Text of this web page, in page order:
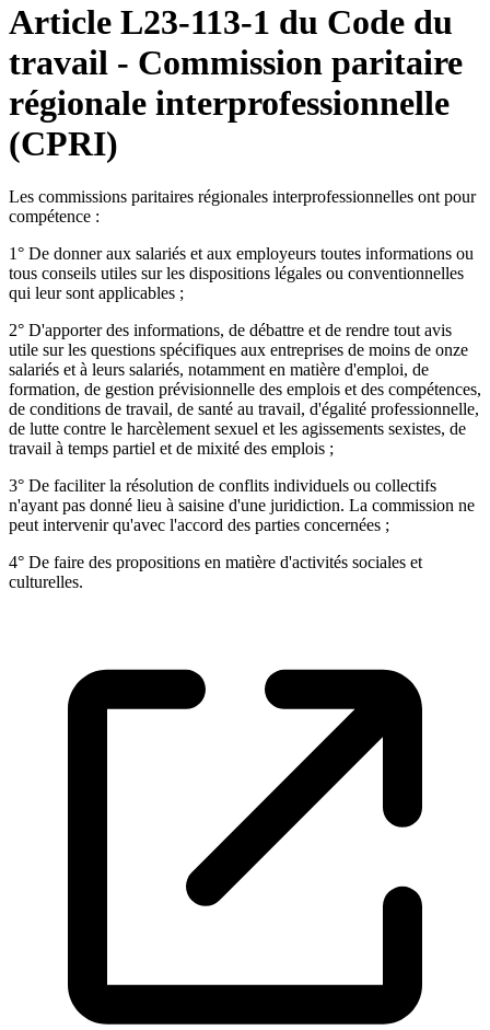
Article L23-113-1 du Code du
travail - Commission paritaire
régionale interprofessionnelle
(CPRI)
Les commissions paritaires régionales interprofessionnelles ont pour
compétence :
1° De donner aux salariés et aux employeurs toutes informations ou
tous conseils utiles sur les dispositions légales ou conventionnelles
qui leur sont applicables ;
2° D'apporter des informations, de débattre et de rendre tout avis
utile sur les questions spécifiques aux entreprises de moins de onze
salariés et à leurs salariés, notamment en matière d'emploi, de
formation, de gestion prévisionnelle des emplois et des compétences,
de conditions de travail, de santé au travail, d'égalité professionnelle,
de lutte contre le harcèlement sexuel et les agissements sexistes, de
travail à temps partiel et de mixité des emplois ;
3° De faciliter la résolution de conflits individuels ou collectifs
n'ayant pas donné lieu à saisine d'une juridiction. La commission ne
peut intervenir qu'avec l'accord des parties concernées ;
4° De faire des propositions en matière d'activités sociales et
culturelles.